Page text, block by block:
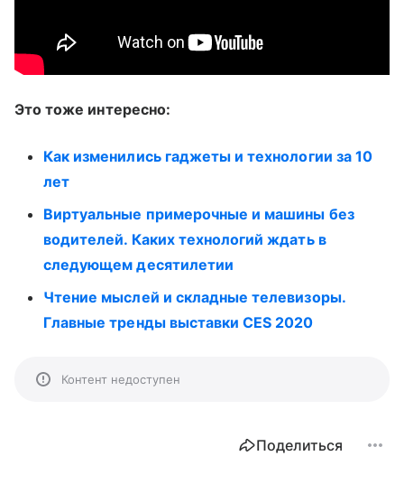
Это тоже интересно:
Как изменились гаджеты и технологии за 10
лет
Виртуальные примерочные и машины без
водителей. Каких технологий ждать в
следующем десятилетии
Чтение мыслей и складные телевизоры.
Главные тренды выставки CES 2020
Контент недоступен
Поделиться